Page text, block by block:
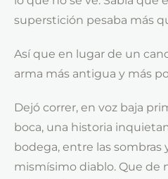
superstición pesaba más
Así que en lugar de un
arma más antigua y más
Dejó correr, en voz baja
boca, una historia
bodega, entre las sombras
mismísimo diablo. Que de